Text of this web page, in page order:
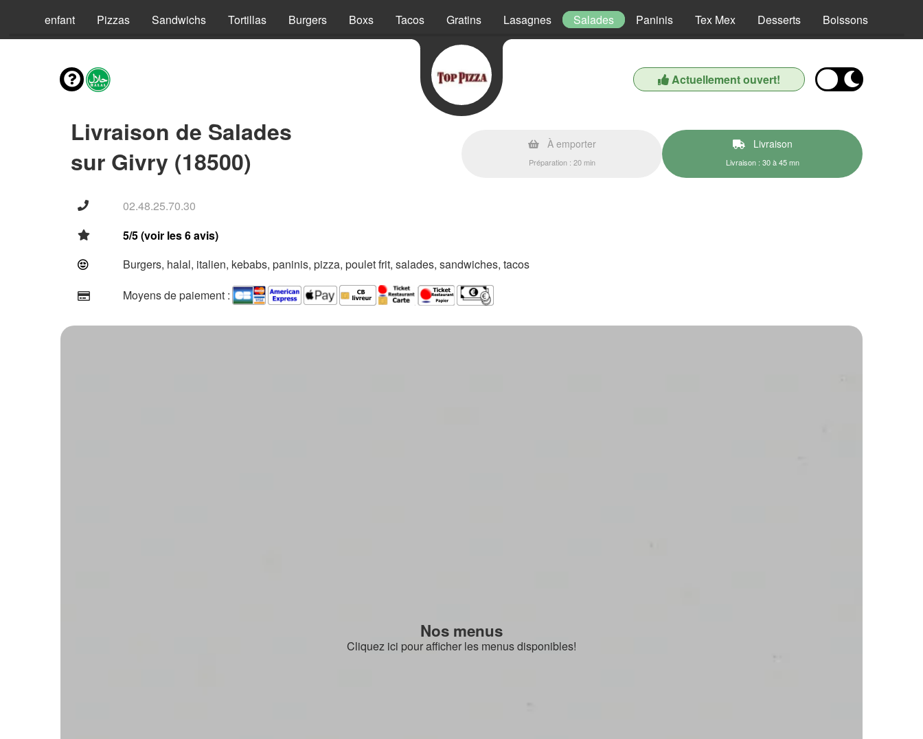
Menus enfant Pizzas Sandwichs Tortillas Burgers Boxs Tacos Gratins Lasagnes Salades Paninis Tex Mex Desserts Boissons
Actuellement ouvert!
Livraison de Salades
sur Givry (18500)
À emporter
Préparation : 20 min
Livraison
Livraison : 30 à 45 mn
02.48.25.70.30
5/5 (voir les 6 avis)
Burgers, halal, italien, kebabs, paninis, pizza, poulet frit, salades, sandwiches, tacos
Moyens de paiement :
Nos menus
Cliquez ici pour afficher les menus disponibles!